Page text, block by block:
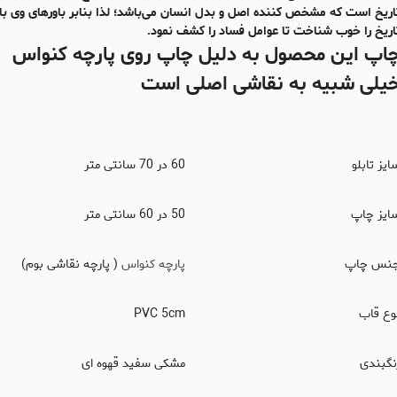
است که مشخص کننده اصل و بدل انسان می‌باشد؛ لذا بنابر باورهای وی
را خوب شناخت تا عوامل فساد را کشف نمود.
این محصول به دلیل چاپ روی پارچه کنواس
شبیه به نقاشی اصلی است
تابلو 60 در 70 سانتی متر
چاپ 50 در 60 سانتی متر
چاپ پارچه کنواس ( پارچه نقاشی بوم)
قاب PVC 5cm
مشکی سفید قهوه ای